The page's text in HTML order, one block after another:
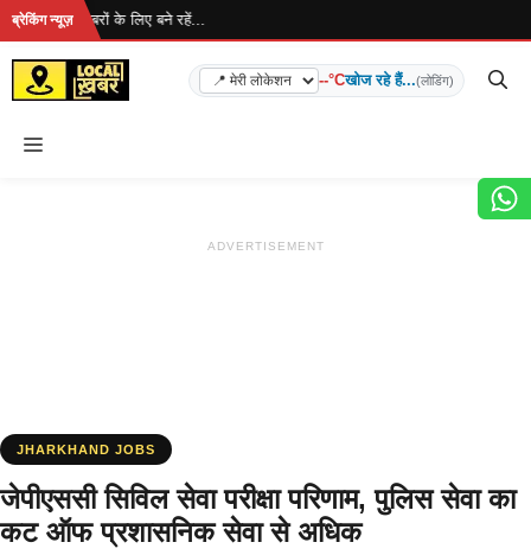
Skip
content
ब्रेकिंग न्यूज़
है... ताज़ा खबरों के लिए बने रहें...
--°Cखोज रहे हैं...(लोडिंग)
Menu
ADVERTISEMENT
JHARKHAND JOBS
जेपीएससी सिविल सेवा परीक्षा परिणाम, पुलिस सेवा का
कट ऑफ प्रशासनिक सेवा से अधिक